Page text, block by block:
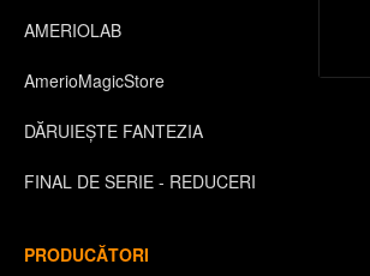
AMERIOLAB
AmerioMagicStore
DĂRUIEȘTE FANTEZIA
FINAL DE SERIE - REDUCERI
PRODUCĂTORI